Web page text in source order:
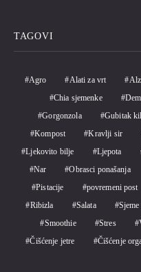
TAGOVI
Agro Alati za vrt
Chia sjemenke
Gorgonzola
Gubitak
Kompost
Kravlji sir
Ljekovito bilje
Ljepota
Nar
Obrasci ponašanja
Pistacije
povremeni post
Ribizla
Salata Sjeme
Smoothie
Stres
Čišćenje jetre
Čišćenje